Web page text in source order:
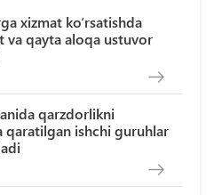
xizmat ko‘rsatishda
va qayta aloqa ustuvor
qarzdorlikni
qaratilgan ishchi guruhlar